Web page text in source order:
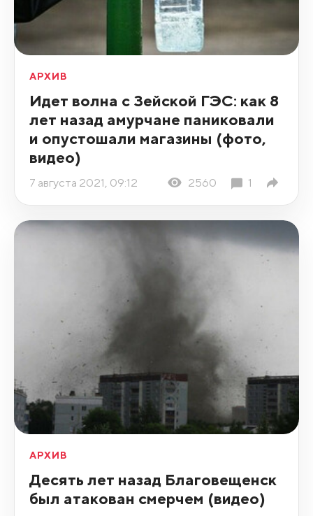
АРХИВ
Идет волна с Зейской ГЭС: как 8
лет назад амурчане паниковали
и опустошали магазины (фото,
видео)
7 августа 2021, 09:12 2560 1
АРХИВ
Десять лет назад Благовещенск
был атакован смерчем (видео)